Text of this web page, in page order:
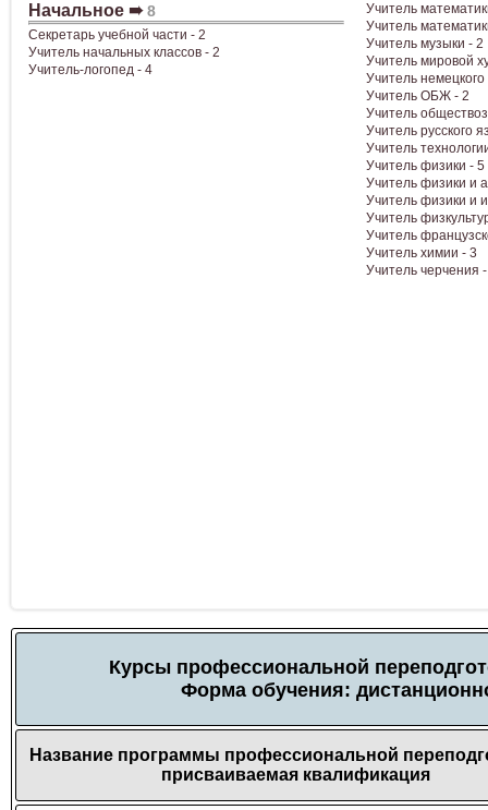
Начальное ➠8
Секретарь учебной части - 2
Учитель начальных классов - 2
Учитель-логопед - 4
Учитель
Учитель
Учитель музыки - 2
Учитель мировой
Учитель
Учитель ОБЖ - 2
Учитель
Учитель русского
Учитель
Учитель физики - 5
Учитель физики и
Учитель физики и
Учитель
Учитель
Учитель химии - 3
Учитель черчения
Курсы профессиональной
Форма обучения:
Название программы профессиональной
присваиваемая квалификация